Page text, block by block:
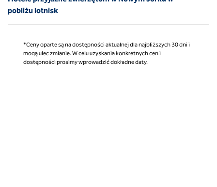
pobliżu lotnisk
*Ceny oparte są na dostępności aktualnej dla najbliższych 30 dni i
mogą ulec zmianie. W celu uzyskania konkretnych cen i
dostępności prosimy wprowadzić dokładne daty.